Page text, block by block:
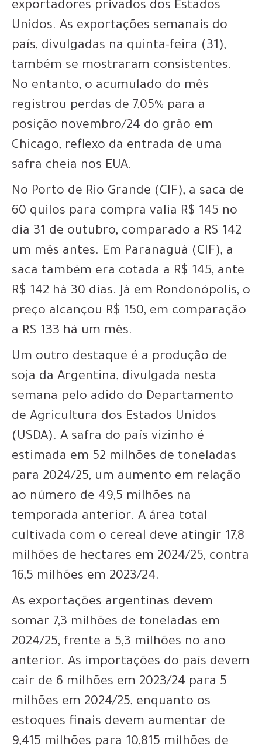
exportadores privados dos Estados
Unidos. As exportações semanais do
país, divulgadas na quinta-feira (31),
também se mostraram consistentes.
No entanto, o acumulado do mês
registrou perdas de 7,05% para a
posição novembro/24 do grão em
Chicago, reflexo da entrada de uma
safra cheia nos EUA.
No Porto de Rio Grande (CIF), a saca de
60 quilos para compra valia R$ 145 no
dia 31 de outubro, comparado a R$ 142
um mês antes. Em Paranaguá (CIF), a
saca também era cotada a R$ 145, ante
R$ 142 há 30 dias. Já em Rondonópolis, o
preço alcançou R$ 150, em comparação
a R$ 133 há um mês.
Um outro destaque é a produção de
soja da Argentina, divulgada nesta
semana pelo adido do Departamento
de Agricultura dos Estados Unidos
(USDA). A safra do país vizinho é
estimada em 52 milhões de toneladas
para 2024/25, um aumento em relação
ao número de 49,5 milhões na
temporada anterior. A área total
cultivada com o cereal deve atingir 17,8
milhões de hectares em 2024/25, contra
16,5 milhões em 2023/24.
As exportações argentinas devem
somar 7,3 milhões de toneladas em
2024/25, frente a 5,3 milhões no ano
anterior. As importações do país devem
cair de 6 milhões em 2023/24 para 5
milhões em 2024/25, enquanto os
estoques finais devem aumentar de
9,415 milhões para 10,815 milhões de